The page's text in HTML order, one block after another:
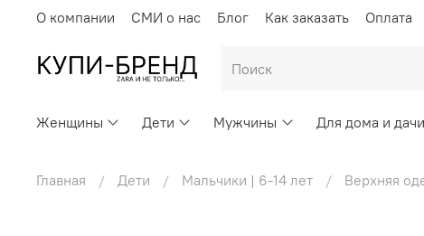
О компании СМИ о нас Блог Как заказать Оплата
Женщины Дети Мужчины Для дома и дачи
Главная Дети Мальчики | 6-14 лет Верхняя